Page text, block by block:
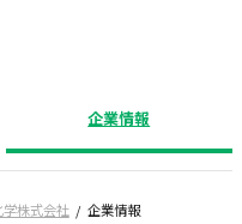
企業情報
学株式会社 企業情報